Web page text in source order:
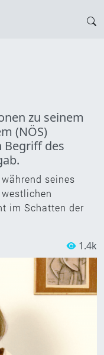
zu seinem
(NÖS)
Begriff des
seines
im Schatten der
1.4k